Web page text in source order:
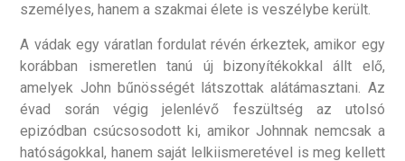
személyes, hanem a szakmai élete is veszélybe került.
A vádak egy váratlan fordulat révén érkeztek, amikor egy
korábban ismeretlen tanú új bizonyítékokkal állt elő,
amelyek John bűnösségét látszottak alátámasztani. Az
évad során végig jelenlévő feszültség az utolsó
epizódban csúcsosodott ki, amikor Johnnak nemcsak a
hatóságokkal, hanem saját lelkiismeretével is meg kellett